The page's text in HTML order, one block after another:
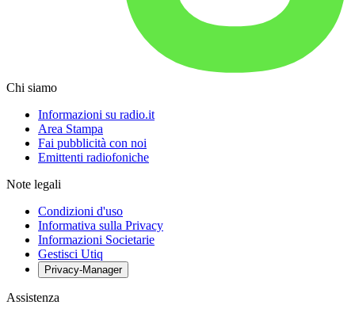
Chi siamo
Informazioni su radio.it
Area Stampa
Fai pubblicità con noi
Emittenti radiofoniche
Note legali
Condizioni d'uso
Informativa sulla Privacy
Informazioni Societarie
Gestisci Utiq
Privacy-Manager
Assistenza